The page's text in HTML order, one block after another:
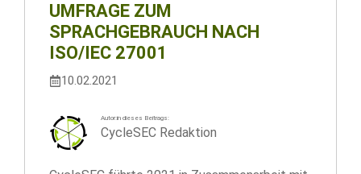
UMFRAGE ZUM
SPRACHGEBRAUCH NACH
ISO/IEC 27001
10.02.2021
Autor:in dieses Beitrags:
CycleSEC Redaktion